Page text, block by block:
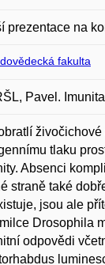
prezentace na
fakulta
Pavel.
tlaku
Absenci
straně také
jsou ale
Drosophila
odpovědi